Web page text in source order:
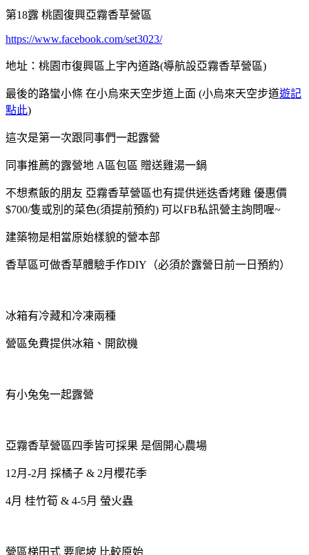
第18露 桃園復興亞霧香草營區
https://www.facebook.com/set3023/
地址：桃園市復興區上宇內道路(導航設亞霧香草營區)
最後的路蠻小條 在小烏來天空步道上面 (小烏來天空步道遊記
點此)
這次是第一次跟同事們一起露營
同事推薦的露營地 A區包區 贈送雞湯一鍋
不想煮飯的朋友 亞霧香草營區也有提供迷迭香烤雞 優惠價
$700/隻或別的菜色(須提前預約) 可以FB私訊營主詢問喔~
建築物是相當原始樣貌的營本部
香草區可做香草體驗手作DIY（必須於露營日前一日預約）
冰箱有冷藏和冷凍兩種
營區免費提供冰箱、開飲機
有小兔兔一起露營
亞霧香草營區四季皆可採果 是個開心農場
12月-2月 採橘子 & 2月櫻花季
4月 桂竹筍 & 4-5月 螢火蟲
營區梯田式 要爬坡 比較原始